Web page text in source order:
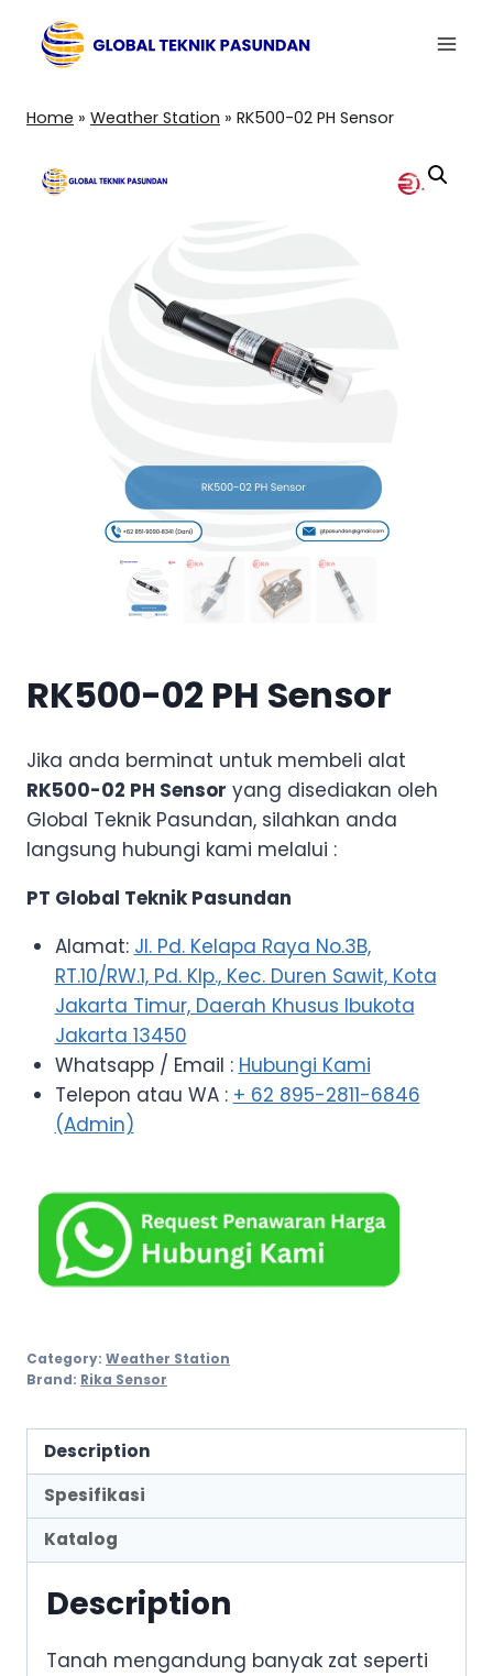
content
Home » Weather Station » RK500-02 PH Sensor
RK500-02 PH Sensor
Jika anda berminat untuk membeli alat
RK500-02 PH Sensor yang disediakan oleh
Global Teknik Pasundan, silahkan anda
langsung hubungi kami melalui :
PT Global Teknik Pasundan
Alamat: Jl. Pd. Kelapa Raya No.3B,
RT.10/RW.1, Pd. Klp., Kec. Duren Sawit, Kota
Jakarta Timur, Daerah Khusus Ibukota
Jakarta 13450
Whatsapp / Email : Hubungi Kami
Telepon atau WA : + 62 895-2811-6846
(Admin)
Category: Weather Station
Brand: Rika Sensor
Description
Spesifikasi
Katalog
Description
Tanah mengandung banyak zat seperti